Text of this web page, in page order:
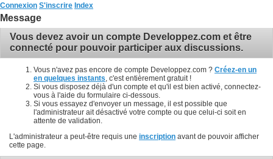
Connexion S'inscrire Index
Message
Vous devez avoir un compte Developpez.com et être
connecté pour pouvoir participer aux discussions.
Vous n'avez pas encore de compte Developpez.com ? Créez-en un
en quelques instants , c'est entièrement gratuit !
Si vous disposez déjà d'un compte et qu'il est bien activé, connectez-
vous à l'aide du formulaire ci-dessous.
Si vous essayez d'envoyer un message, il est possible que
l'administrateur ait désactivé votre compte ou que celui-ci soit en
attente de validation.
L'administrateur a peut-être requis une inscription avant de pouvoir afficher
cette page.